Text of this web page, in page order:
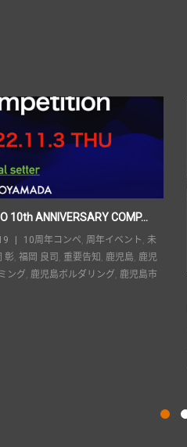
10th ANNIVERSARY COMP...
10周年コンペ 周年イベント
未
彰 福岡 良司 重要告知 鹿児島 鹿児
ング 鹿児島ボルダリング 鹿児島市